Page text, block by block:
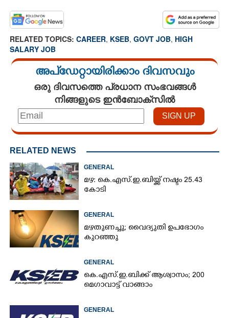
RELATED TOPICS: CAREER, KSEB, GOVT JOB, HIGH
SALARY JOB
അപ്ഡേറ്റായിരിക്കാം ദിവസവും
ഒരു ദിവസത്തെ പ്രധാന സംഭവങ്ങൾ
നിങ്ങളുടെ ഇൻബോക്സിൽ
RELATED NEWS
GENERAL
മഴ: കെ.എസ്.ഇ.ബിയ്ക്ക് നഷ്ടം 25.43
കോടി
GENERAL
മഴതുണച്ചു; വൈദ്യുതി ഉപഭോഗം
കുറഞ്ഞു
GENERAL
കെ.എസ്.ഇ.ബിക്ക് ആശ്വാസം; 200
മെഗാവാട്ട് വാങ്ങാം
GENERAL